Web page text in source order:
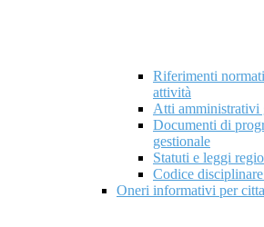
Riferimenti
attività
Atti amministrativi
Documenti di
gestionale
Statuti e leggi
Codice
Oneri informativi per